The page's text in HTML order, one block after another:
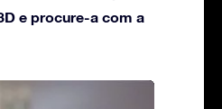
e procure-a com a